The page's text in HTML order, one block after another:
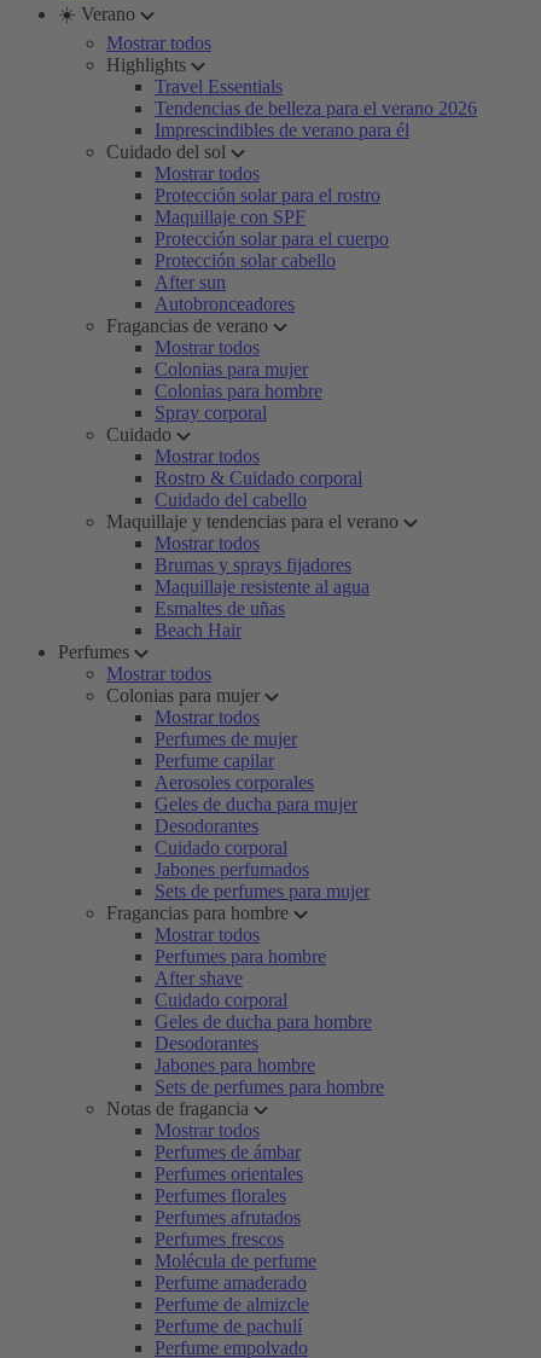
☀️ Verano
Mostrar todos
Highlights
Travel Essentials
Tendencias de belleza para el verano 2026
Imprescindibles de verano para él
Cuidado del sol
Mostrar todos
Protección solar para el rostro
Maquillaje con SPF
Protección solar para el cuerpo
Protección solar cabello
After sun
Autobronceadores
Fragancias de verano
Mostrar todos
Colonias para mujer
Colonias para hombre
Spray corporal
Cuidado
Mostrar todos
Rostro & Cuidado corporal
Cuidado del cabello
Maquillaje y tendencias para el verano
Mostrar todos
Brumas y sprays fijadores
Maquillaje resistente al agua
Esmaltes de uñas
Beach Hair
Perfumes
Mostrar todos
Colonias para mujer
Mostrar todos
Perfumes de mujer
Perfume capilar
Aerosoles corporales
Geles de ducha para mujer
Desodorantes
Cuidado corporal
Jabones perfumados
Sets de perfumes para mujer
Fragancias para hombre
Mostrar todos
Perfumes para hombre
After shave
Cuidado corporal
Geles de ducha para hombre
Desodorantes
Jabones para hombre
Sets de perfumes para hombre
Notas de fragancia
Mostrar todos
Perfumes de ámbar
Perfumes orientales
Perfumes florales
Perfumes afrutados
Perfumes frescos
Molécula de perfume
Perfume amaderado
Perfume de almizcle
Perfume de pachulí
Perfume empolvado